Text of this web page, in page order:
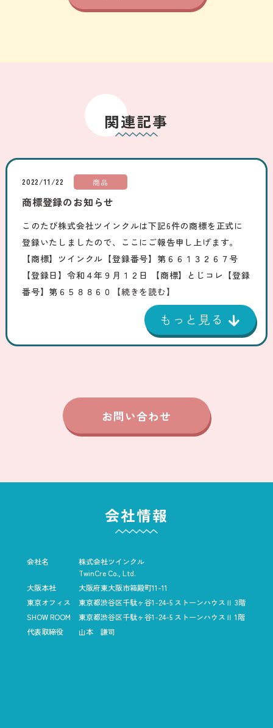
関連記事
2022/11/22 商品
商標登録のお知らせ
このたび株式会社ツインクルは下記6件の商標を正式に
登録いたしましたので、ここにご報告申し上げます。
【商標】ツインクル【登録番号】第６６１３２６７号
【登録日】令和４年９月１２日 【商標】とじコレ【登録
番号】第６５８８６０
【続きを読む】
お問い合わせ
会社情報
会社名
株式会社ツインクル
TwinCre Co., Ltd.
大阪本社
大阪府東大阪市箱殿町11-11
東京オフィス
東京都渋谷区千駄ヶ谷1-24-5 ストーンハウスⅡ 3階
SHOW ROOM
東京都渋谷区千駄ヶ谷1-24-5 ストーンハウスⅡ 1階
代表取締役
山本 謙司